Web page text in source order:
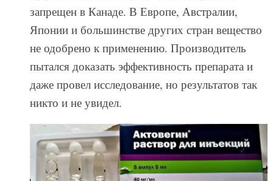
запрещен в Канаде. В Европе, Австралии,
Японии и большинстве других стран вещество
не одобрено к применению. Производитель
пытался доказать эффективность препарата и
даже провел исследование, но результатов так
никто и не увидел.